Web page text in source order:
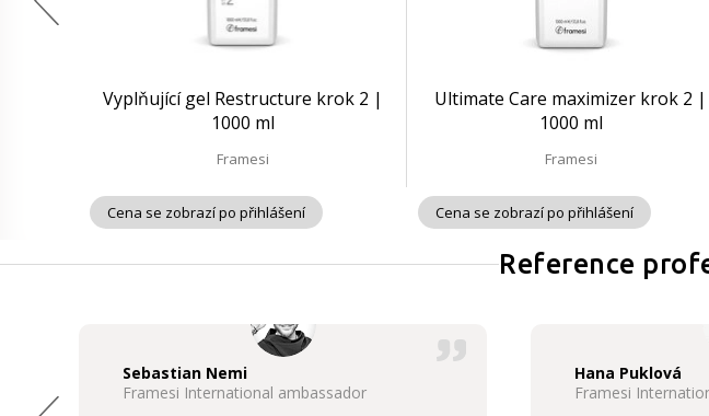
Vyplňující gel Restructure krok 2 |
1000 ml
Framesi
Cena se zobrazí po přihlášení
Ultimate Care maximizer krok 2 |
1000 ml
Framesi
Cena se zobrazí po přihlášení
Reference
Sebastian Nemi
Framesi International ambassador
Hana Puklová
Framesi